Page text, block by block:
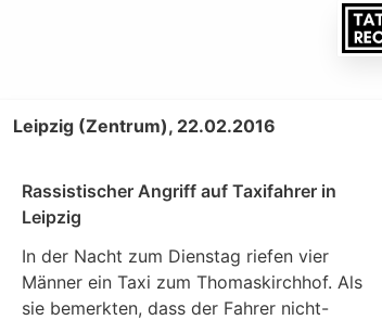
Leipzig (Zentrum), 22.02.2016
Rassistischer Angriff auf Taxifahrer in
Leipzig
In der Nacht zum Dienstag riefen vier
Männer ein Taxi zum Thomaskirchhof. Als
sie bemerkten, dass der Fahrer nicht-